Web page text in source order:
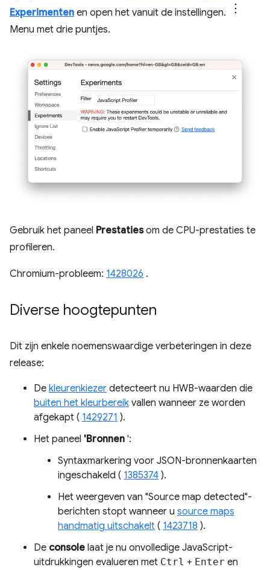
Experimenten en open het vanuit de instellingen.
Menu met drie puntjes.
Gebruik het paneel Prestatiesom de CPU-prestaties te
profileren.
Chromium-probleem: 1428026 .
Diverse hoogtepunten
Dit zijn enkele noemenswaardige verbeteringen in deze
release:
De kleurenkiezer detecteert nu HWB-waarden die
buiten het kleurbereik vallen wanneer ze worden
afgekapt ( 1429271 ).
Het paneel 'Bronnen ':
Syntaxmarkering voor JSON-bronnenkaarten
ingeschakeld ( 1385374 ).
Het weergeven van "Source map detected"-
berichten stopt wanneer u source maps
handmatig uitschakelt ( 1423718 ).
De console laat je nu onvolledige JavaScript-
uitdrukkingen evalueren met Ctrl + Enter en